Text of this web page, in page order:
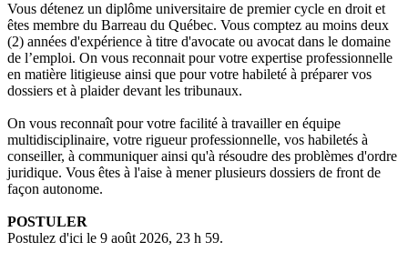
Vous détenez un diplôme universitaire de premier cycle en droit et
êtes membre du Barreau du Québec. Vous comptez au moins deux
(2) années d'expérience à titre d'avocate ou avocat dans le domaine
de l’emploi. On vous reconnait pour votre expertise professionnelle
en matière litigieuse ainsi que pour votre habileté à préparer vos
dossiers et à plaider devant les tribunaux.
On vous reconnaît pour votre facilité à travailler en équipe
multidisciplinaire, votre rigueur professionnelle, vos habiletés à
conseiller, à communiquer ainsi qu'à résoudre des problèmes d'ordre
juridique. Vous êtes à l'aise à mener plusieurs dossiers de front de
façon autonome.
POSTULER
Postulez d'ici le 9 août 2026, 23 h 59.